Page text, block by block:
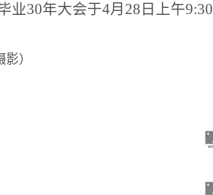
业30年大会于4月 28 日上午9:30
影）